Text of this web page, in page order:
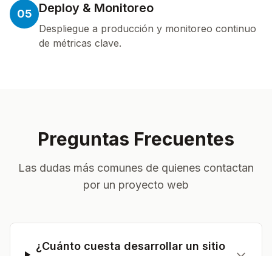
05 Deploy & Monitoreo
Despliegue a producción y monitoreo continuo
de métricas clave.
Preguntas Frecuentes
Las dudas más comunes de quienes contactan
por un proyecto web
¿Cuánto cuesta desarrollar un sitio